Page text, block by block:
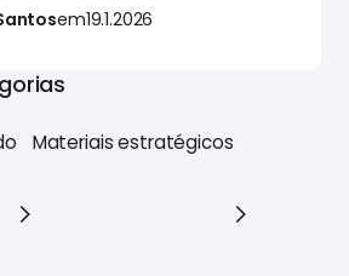
em19.1.2026
Materiais estratégicos